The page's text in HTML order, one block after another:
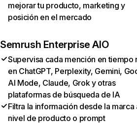
mejorar tu producto, marketing y
posición en el mercado
Semrush Enterprise AIO
Supervisa cada mención en tiempo
en ChatGPT, Perplexity, Gemini,
AI Mode, Claude, Grok y otras
plataformas de búsqueda de IA
Filtra la información desde la marca
nivel de producto o prompt